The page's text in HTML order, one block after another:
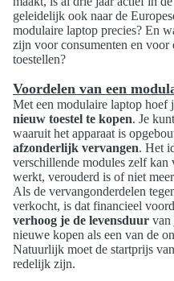
geleidelijk ook naar de
modulaire laptop precies? En
zijn voor consumenten en
toestellen?
Voordelen van een
Met een modulaire laptop hoef
nieuw toestel te kopen. Je
waaruit het apparaat is
afzonderlijk vervangen. Het
verschillende modules zelf kan
werkt, verouderd is of niet
Als de vervangonderdelen
verkocht, is dat financieel
verhoog je de levensduur van
nieuwe kopen als een van de
Natuurlijk moet de startprijs
redelijk zijn.